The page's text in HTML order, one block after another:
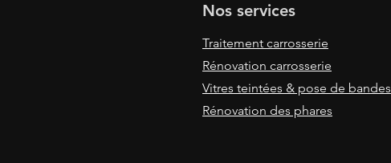
Nos services
Traitement carrosserie
Rénovation carrosserie
Vitres teintées & pose de bandes
Rénovation des phares